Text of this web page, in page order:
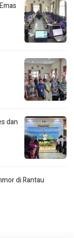
dan
di Rantau